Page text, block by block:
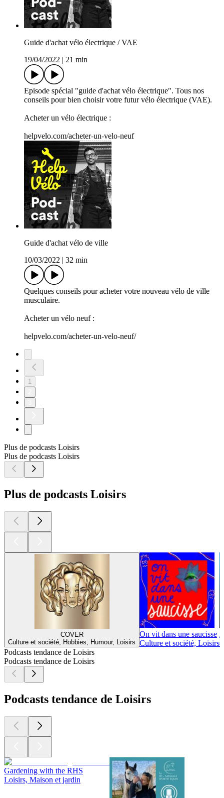
Guide d'achat vélo électrique / VAE
19/04/2022
21 min
Episode spécial "guide d'achat vélo électrique". Tous nos
conseils pour bien choisir votre futur vélo électrique (VAE).
Acheter un vélo électrique :
helpvelo.com/acheter-un-velo-neuf
Guide d'achat vélo de ville
10/03/2022
32 min
Quelques conseils pour acheter votre nouveau vélo de ville
musculaire.
Acheter un vélo neuf :
helpvelo.com/acheter-un-velo-neuf/
1
Plus de podcasts Loisirs
Plus de podcasts Loisirs
Plus de podcasts Loisirs
COVER
Culture et société, Hobbies, Humour, Loisirs
On vit dans une saucisse
Culture et société, Loisirs
Podcasts tendance de Loisirs
Podcasts tendance de Loisirs
Podcasts tendance de Loisirs
Gardening with the RHS
Loisirs, Maison et jardin